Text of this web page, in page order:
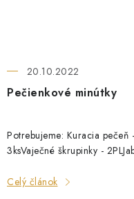
Pečienkové minútky
20.10.2022
Potrebujeme: Kuracia
3ksVaječné škrupinky -
Celý článok